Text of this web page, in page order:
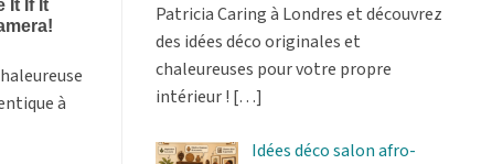
à
Patricia Caring à Londres et découvrez
des idées déco originales et
chaleureuses pour votre propre
intérieur ! […]
Idées déco salon afro-